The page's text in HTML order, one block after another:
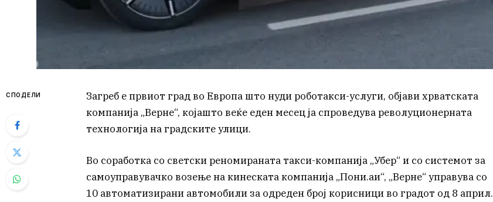
СПОДЕЛИ
Загреб е првиот град во Европа што нуди роботакси-услуги, објави хрватската
компанија „Верне“, којашто веќе еден месец ја спроведува револуционерната
технологија на градските улици.
Во соработка со светски реномираната такси-компанија „Убер“ и со системот за
самоуправувачко возење на кинеската компанија „Пони.аи“, „Верне“ управува со
10 автоматизирани автомобили за одреден број корисници во градот од 8 април.